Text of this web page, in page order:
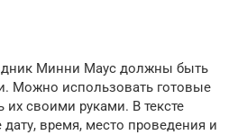
Минни Маус должны быть
Можно использовать готовые
своими руками. В тексте
время, место проведения и